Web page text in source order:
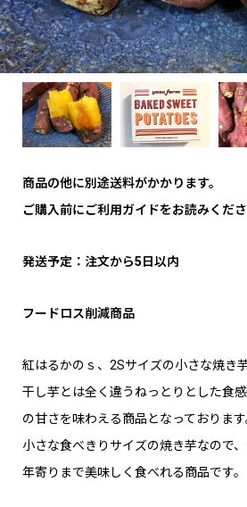
商品の他に別途送料がかかります。
ご購入前にご利用ガイドをお読みくださ
発送予定：注文から5日以内
フードロス削減商品
紅はるかのｓ、2Sサイズの小さな焼き
干し芋とは全く違うねっとりとした食
の甘さを味わえる商品となっております
小さな食べきりサイズの焼き芋なので
年寄りまで美味しく食べれる商品です。